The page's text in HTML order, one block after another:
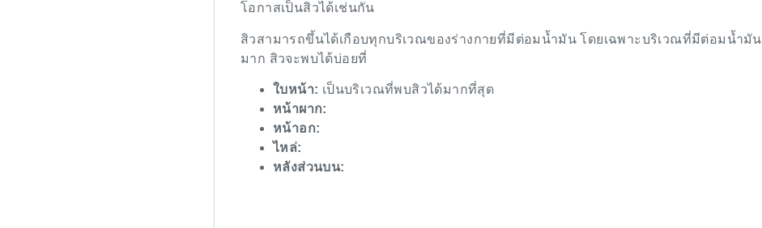
โอกาสเป็นสิวได้เช่นกัน
สิวสามารถขึ้นได้เกือบทุกบริเวณของร่างกายที่มีต่อมน้ำมัน โดยเฉพาะบริเวณที่มีต่อมน้ำมัน
มาก สิวจะพบได้บ่อยที่
ใบหน้า: เป็นบริเวณที่พบสิวได้มากที่สุด
หน้าผาก:
หน้าอก:
ไหล่:
หลังส่วนบน: